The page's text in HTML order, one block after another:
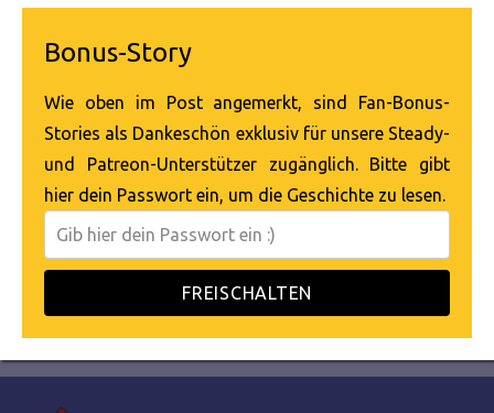
Bonus-Story
Wie oben im Post angemerkt, sind Fan-Bonus-
Stories als Dankeschön exklusiv für unsere Steady-
und Patreon-Unterstützer zugänglich. Bitte gibt
hier dein Passwort ein, um die Geschichte zu lesen.
FREISCHALTEN